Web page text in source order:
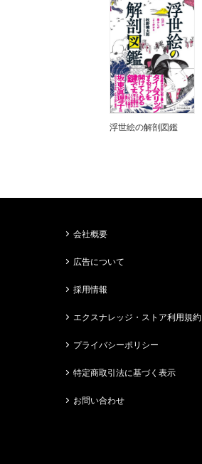
浮世絵の解剖図鑑
会社概要
広告について
採用情報
エクスナレッジ・ストア利用規約
プライバシーポリシー
特定商取引法に基づく表示
お問い合わせ